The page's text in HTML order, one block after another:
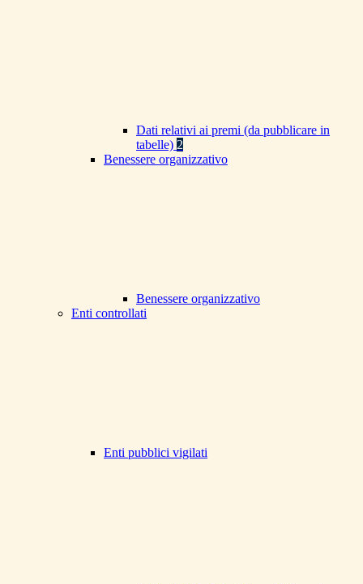
Dati relativi ai premi (da pubblicare in
tabelle) 2
Benessere organizzativo
Benessere organizzativo
Enti controllati
Enti pubblici vigilati